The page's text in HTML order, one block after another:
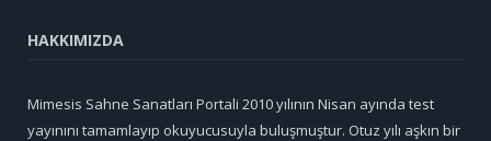
HAKKIMIZDA
Mimesis Sahne Sanatları Portali 2010 yılının Nisan ayında test
yayınını tamamlayıp okuyucusuyla buluşmuştur. Otuz yılı aşkın bir